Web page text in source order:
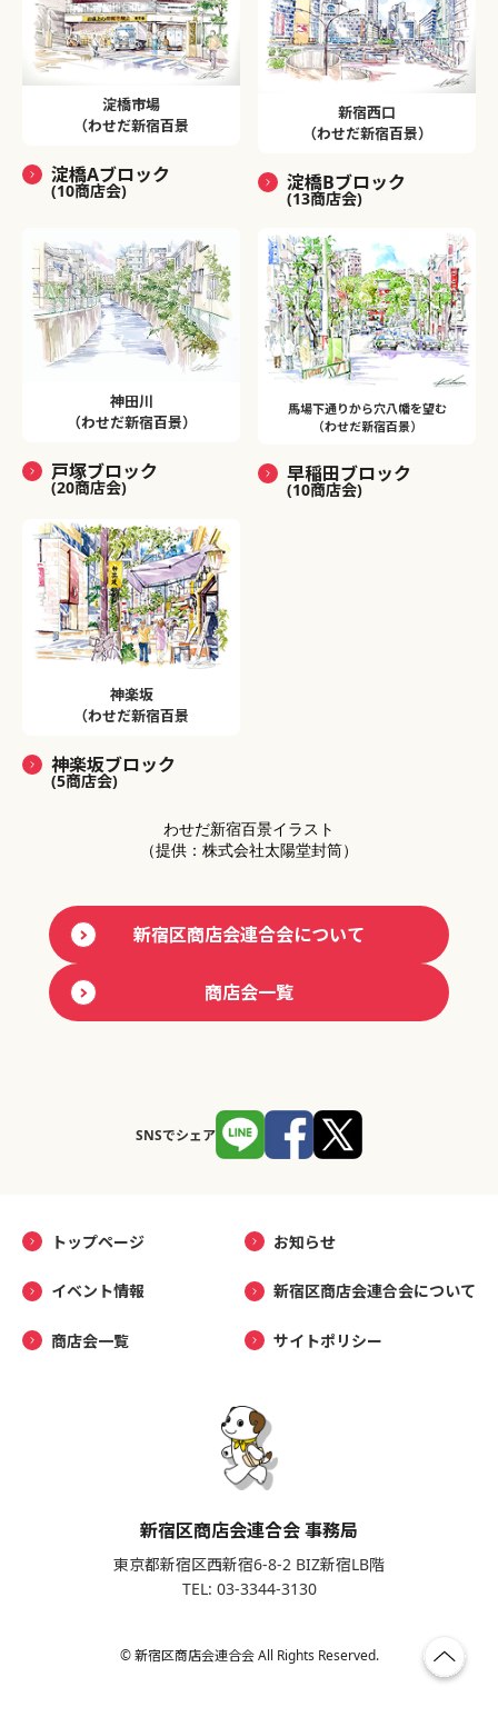
淀橋市場
（わせだ新宿百景
淀橋Aブロック
(10商店会)
新宿西口
（わせだ新宿百景）
淀橋Bブロック
(13商店会)
神田川
（わせだ新宿百景）
戸塚ブロック
(20商店会)
馬場下通りから穴八幡を望む
（わせだ新宿百景）
早稲田ブロック
(10商店会)
神楽坂
（わせだ新宿百景
神楽坂ブロック
(5商店会)
わせだ新宿百景イラスト
（提供：株式会社太陽堂封筒）
新宿区商店会連合会について
商店会一覧
SNSでシェア
トップページ お知らせ
イベント情報 新宿区商店会連合会について
商店会一覧 サイトポリシー
新宿区商店会連合会 事務局
東京都新宿区西新宿6-8-2 BIZ新宿LB階
TEL: 03-3344-3130
© 新宿区商店会連合会 All Rights Reserved.